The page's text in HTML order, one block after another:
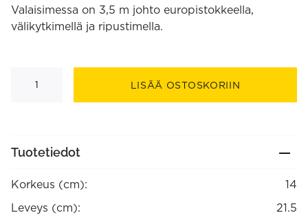
Valaisimessa on 3,5 m johto europistokkeella,
välikytkimellä ja ripustimella.
ikkunavalo
LISÄÄ OSTOSKORIIN
Tuotetiedot
Korkeus (cm):
14
Leveys (cm):
21.5